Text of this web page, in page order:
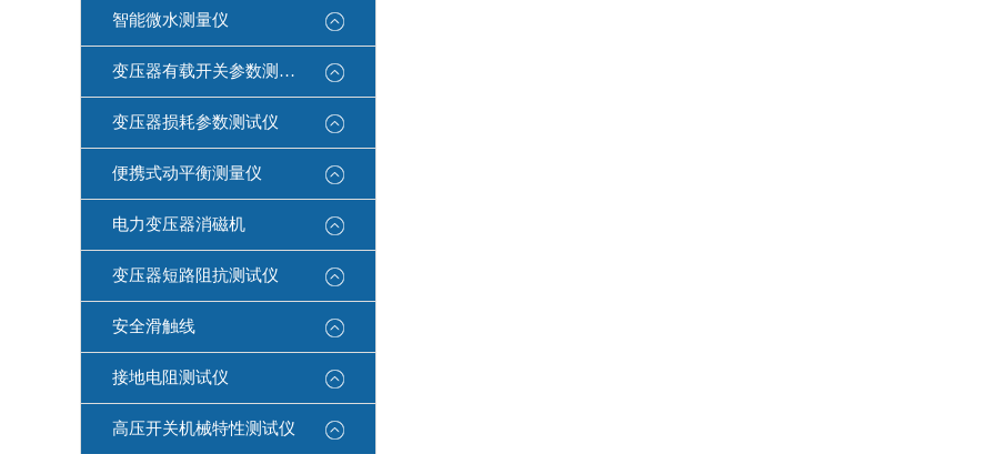
智能微水测量仪
变压器有载开关参数测试仪
变压器损耗参数测试仪
便携式动平衡测量仪
电力变压器消磁机
变压器短路阻抗测试仪
安全滑触线
接地电阻测试仪
高压开关机械特性测试仪